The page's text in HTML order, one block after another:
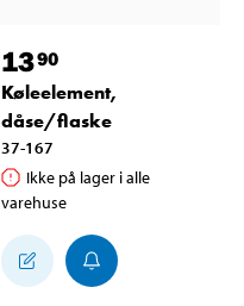
1390
Køleelement,
dåse/flaske
37-167
Ikke på lager i alle
varehuse